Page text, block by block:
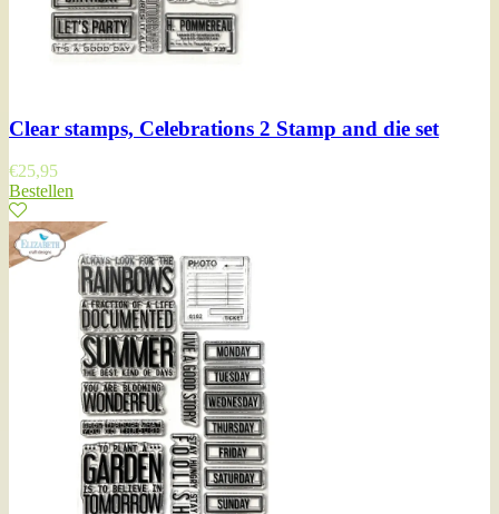
Clear stamps, Celebrations 2 Stamp and die set
€25,95
Bestellen